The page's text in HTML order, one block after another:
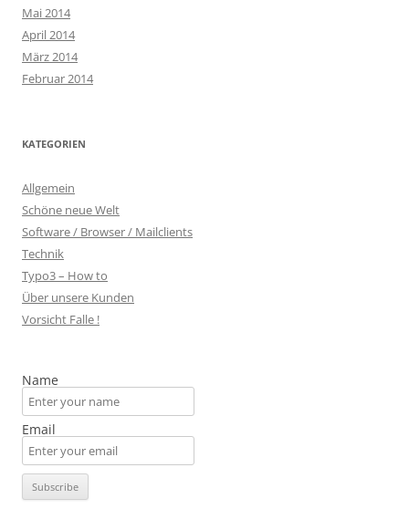
Mai 2014
April 2014
März 2014
Februar 2014
KATEGORIEN
Allgemein
Schöne neue Welt
Software / Browser / Mailclients
Technik
Typo3 – How to
Über unsere Kunden
Vorsicht Falle !
Name
Email